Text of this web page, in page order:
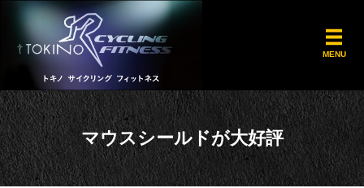
MENU
マウスシールドが大好評